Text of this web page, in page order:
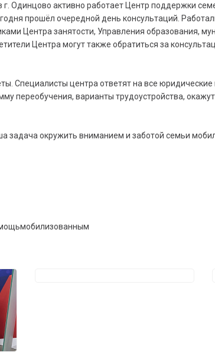
Одинцово активно работает Центр поддержки
прошёл очередной день консультаций.
Центра занятости, Управления образования,
Центра могут также обратиться за
Специалисты центра ответят на все
переобучения, варианты трудоустройства,
окружить вниманием и заботой семьи